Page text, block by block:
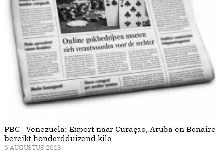
PBC | Venezuela: Export naar Curaçao, Aruba en Bonaire
bereikt honderdduizend kilo
6 AUGUSTUS 2023